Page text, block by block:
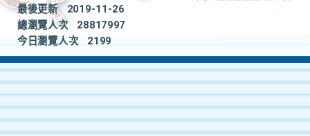
最後更新
2019-11-26
總瀏覽人次
28817997
今日瀏覽人次
2199